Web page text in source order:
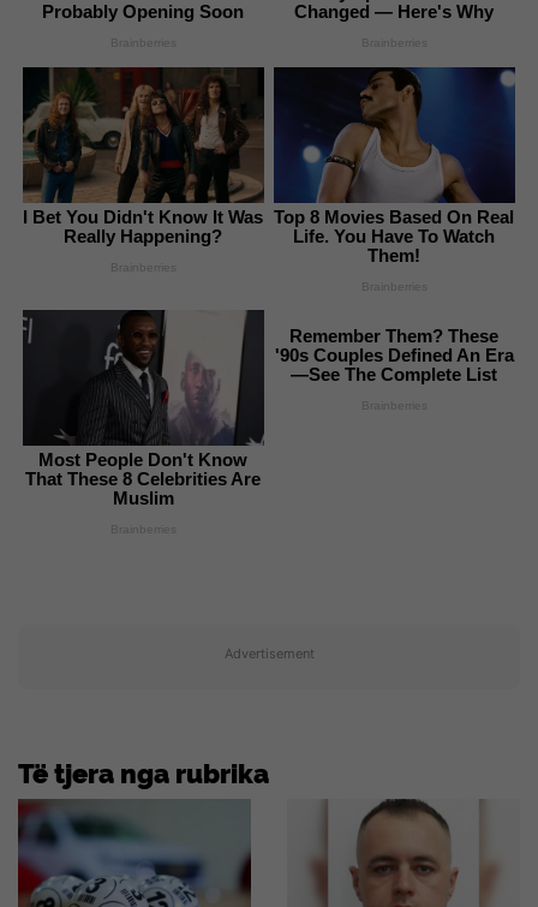
Probably Opening Soon
Brainberries
Changed — Here's Why
Brainberries
I Bet You Didn't Know It Was
Really Happening?
Brainberries
Top 8 Movies Based On Real
Life. You Have To Watch
Them!
Brainberries
Most People Don't Know
That These 8 Celebrities Are
Muslim
Brainberries
Remember Them? These
'90s Couples Defined An Era
—See The Complete List
Brainberries
Advertisement
Të tjera nga rubrika